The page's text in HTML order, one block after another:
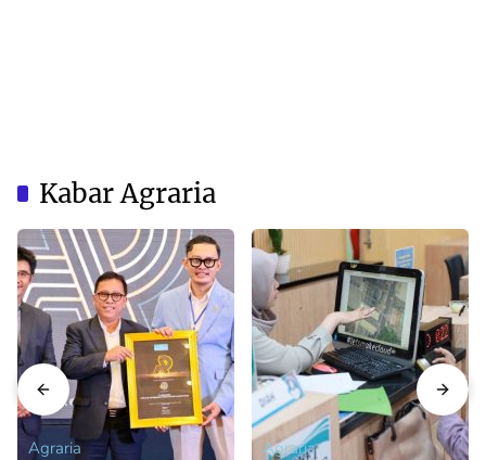
Kabar Agraria
Agraria Agraria